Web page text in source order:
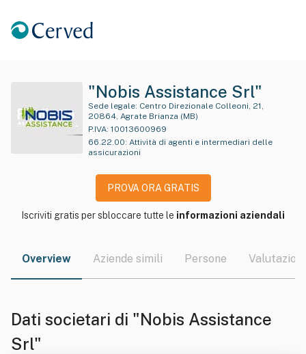
"Nobis Assistance Srl"
Sede legale:
20864, Agrate Brianza (MB)
P.IVA: 10013600969
66.22.00: Attività di agenti e intermediari delle
assicurazioni
PROVA ORA GRATIS
Iscriviti gratis per sbloccare tutte le informazioni aziendali
Overview Aziende simili Persone Valutazioni
Dati societari di "Nobis Assistance
Srl"